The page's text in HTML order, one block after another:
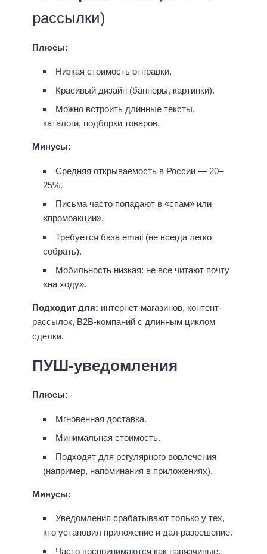
рассылки)
Плюсы:
Низкая стоимость отправки.
Красивый дизайн (баннеры, картинки).
Можно встроить длинные тексты,
каталоги, подборки товаров.
Минусы:
Средняя открываемость в России — 20–
25%.
Письма часто попадают в «спам» или
«промоакции».
Требуется база email (не всегда легко
собрать).
Мобильность низкая: не все читают почту
«на ходу».
Подходит для: интернет-магазинов, контент-
рассылок, B2B-компаний с длинным циклом
сделки.
ПУШ-уведомления
Плюсы:
Мгновенная доставка.
Минимальная стоимость.
Подходят для регулярного вовлечения
(например, напоминания в приложениях).
Минусы:
Уведомления срабатывают только у тех,
кто установил приложение и дал разрешение.
Часто воспринимаются как навязчивые.